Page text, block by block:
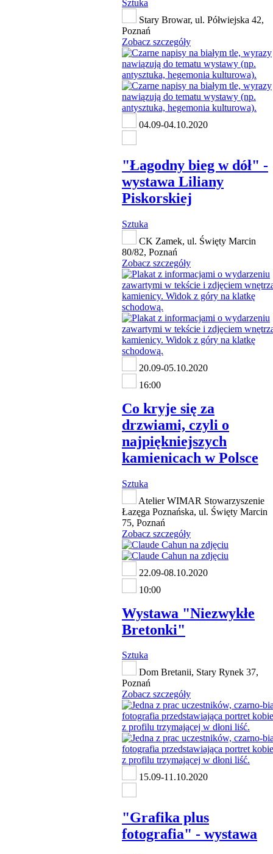
Sztuka
Stary Browar, ul. Półwiejska 42,
Poznań
Zobacz szczegóły
04.09-04.10.2020
"Łagodny bieg w dół" -
wystawa Liliany
Piskorskiej
Sztuka
CK Zamek, ul. Święty Marcin
80/82, Poznań
Zobacz szczegóły
20.09-05.10.2020
16:00
Co kryje się za
drzwiami, czyli o
najpiękniejszych
kamienicach w Polsce
Sztuka
Atelier WIMAR Stowarzyszenie
Łazęga Poznańska, ul. Święty Marcin
75, Poznań
Zobacz szczegóły
22.09-08.10.2020
10:00
Wystawa "Niezwykłe
Bretonki"
Sztuka
Dom Bretanii, Stary Rynek 37,
Poznań
Zobacz szczegóły
15.09-11.10.2020
"Grafika plus
fotografia" - wystawa